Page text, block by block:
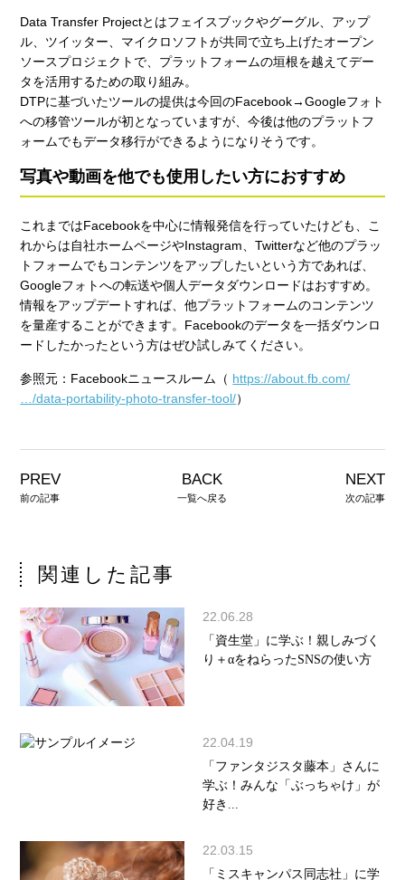
Data Transfer Projectとはフェイスブックやグーグル、アップ
ル、ツイッター、マイクロソフトが共同で立ち上げたオープン
ソースプロジェクトで、プラットフォームの垣根を越えてデー
タを活用するための取り組み。
DTPに基づいたツールの提供は今回のFacebook→Googleフォト
への移管ツールが初となっていますが、今後は他のプラットフ
ォームでもデータ移行ができるようになりそうです。
写真や動画を他でも使用したい方におすすめ
これまではFacebookを中心に情報発信を行っていたけども、こ
れからは自社ホームページやInstagram、Twitterなど他のプラッ
トフォームでもコンテンツをアップしたいという方であれば、
Googleフォトへの転送や個人データダウンロードはおすすめ。
情報をアップデートすれば、他プラットフォームのコンテンツ
を量産することができます。Facebookのデータを一括ダウンロ
ードしたかったという方はぜひ試しみてください。
参照元：Facebookニュースルーム（ https://about.fb.com/
…/data-portability-photo-transfer-tool/）
PREV
前の記事
BACK
一覧へ戻る
NEXT
次の記事
関連した記事
22.06.28
「資生堂」に学ぶ！親しみづく
り＋αをねらったSNSの使い方
22.04.19
「ファンタジスタ藤本」さんに
学ぶ！みんな「ぶっちゃけ」が
好き...
22.03.15
「ミスキャンパス同志社」に学